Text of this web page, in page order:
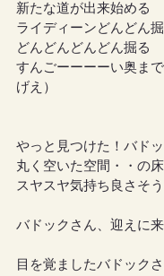
新たな道が出来始める
ライディーンどんどん
どんどんどんどん掘る
すんごーーーーい奥ま
げえ）
やっと見つけた！バド
丸く空いた空間・・の
スヤスヤ気持ち良さそ
バドックさん、迎えに
目を覚ましたバドック